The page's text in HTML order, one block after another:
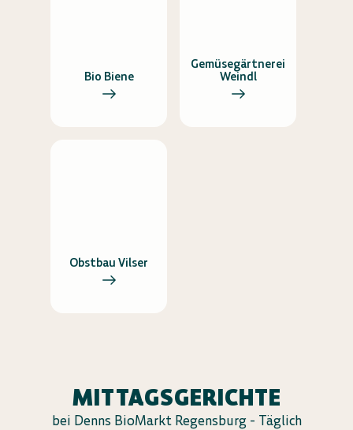
Bio Biene
Gemüsegärtnerei
Weindl
Obstbau Vilser
MITTAGSGERICHTE
bei Denns BioMarkt Regensburg - Täglich